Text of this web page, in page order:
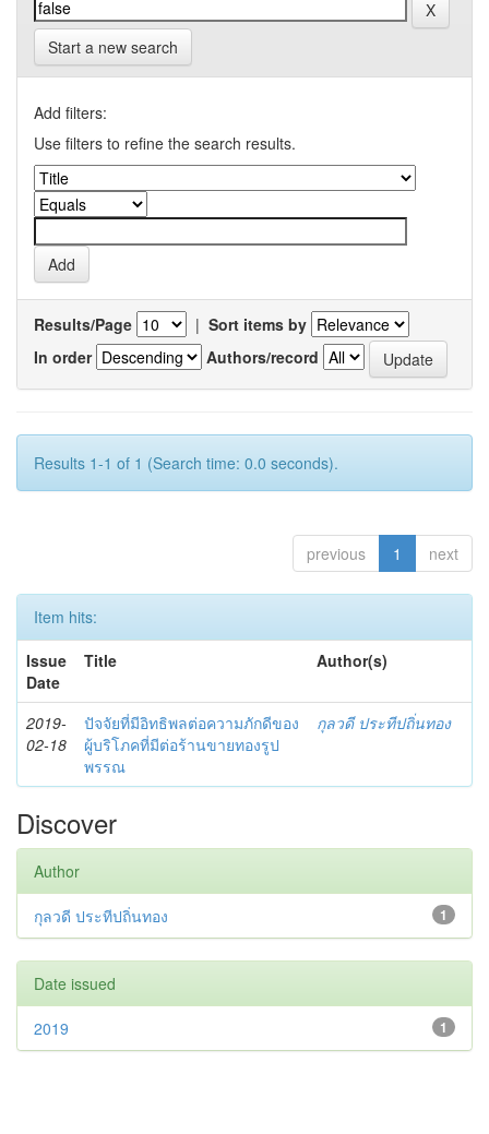
Start a new search
Add filters:
Use filters to refine the search results.
Results/Page | Sort items by
In order
Authors/record
Results 1-1 of 1 (Search time: 0.0 seconds).
previous 1 next
Item hits:
Issue
Date
Title Author(s)
2019-
02-18
ปัจจัยที่มีอิทธิพลต่อความภักดีของ
ผู้บริโภคที่มีต่อร้านขายทองรูป
พรรณ
กุลวดี ประทีปถิ่นทอง
Discover
Author
1
กุลวดี ประทีปถิ่นทอง
Date issued
1
2019